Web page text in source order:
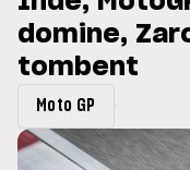
évite l'opération et vise
en septembre
domine,
tombent
Moto GP